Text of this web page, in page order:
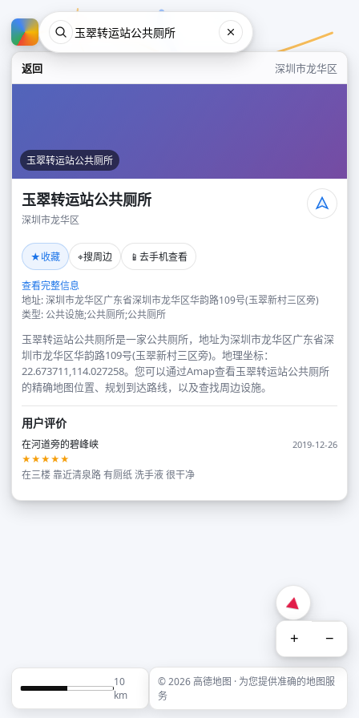
返回 深圳市龙华区
玉翠转运站公共厕所
玉翠转运站公共厕所
深圳市龙华区
★收藏 ⌖搜周边 📱 去手机查看
查看完整信息
地址: 深圳市龙华区广东省深圳市龙华区华韵路109号(玉翠新村三区旁)
类型: 公共设施;公共厕所;公共厕所
玉翠转运站公共厕所是一家公共厕所，地址为深圳市龙华区广东省深
圳市龙华区华韵路109号(玉翠新村三区旁)。地理坐标：
22.673711,114.027258。您可以通过Amap查看玉翠转运站公共厕所
的精确地图位置、规划到达路线，以及查找周边设施。
用户评价
在河道旁的碧峰峡
2019-12-26
★★★★★
在三楼 靠近清泉路 有厕纸 洗手液 很干净
+ −
10
km
© 2026 高德地图 · 为您提供准确的地图服
务